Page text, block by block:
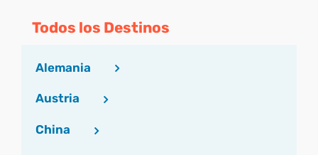
Todos los Destinos
Alemania
Austria
China